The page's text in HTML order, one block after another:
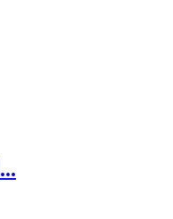
لوحة أوردوينو جك مايكرو...